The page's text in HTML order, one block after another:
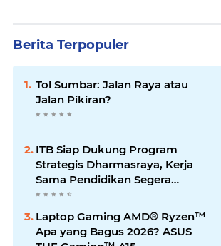
Berita Terpopuler
Tol Sumbar: Jalan Raya atau
Jalan Pikiran?
ITB Siap Dukung Program
Strategis Dharmasraya, Kerja
Sama Pendidikan Segera
Difinalkan
Laptop Gaming AMD® Ryzen™
Apa yang Bagus 2026? ASUS